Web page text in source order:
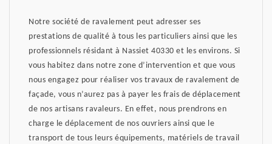
Notre société de ravalement peut adresser ses
prestations de qualité à tous les particuliers ainsi que les
professionnels résidant à Nassiet 40330 et les environs. Si
vous habitez dans notre zone d’intervention et que vous
nous engagez pour réaliser vos travaux de ravalement de
façade, vous n’aurez pas à payer les frais de déplacement
de nos artisans ravaleurs. En effet, nous prendrons en
charge le déplacement de nos ouvriers ainsi que le
transport de tous leurs équipements, matériels de travail